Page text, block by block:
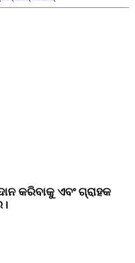
କରିବାକୁ ଏବଂ ଗ୍ରାହକ